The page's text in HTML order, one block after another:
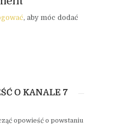
, aby móc dodać
O KANALE 7
opowieść o powstaniu